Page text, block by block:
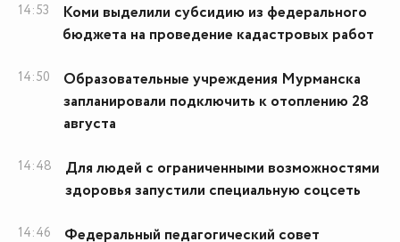
14:53
Коми выделили субсидию из федерального
бюджета на проведение кадастровых работ
14:50
Образовательные учреждения Мурманска
запланировали подключить к отоплению 28
августа
14:48
Для людей с ограниченными возможностями
здоровья запустили специальную соцсеть
14:46
Федеральный педагогический совет